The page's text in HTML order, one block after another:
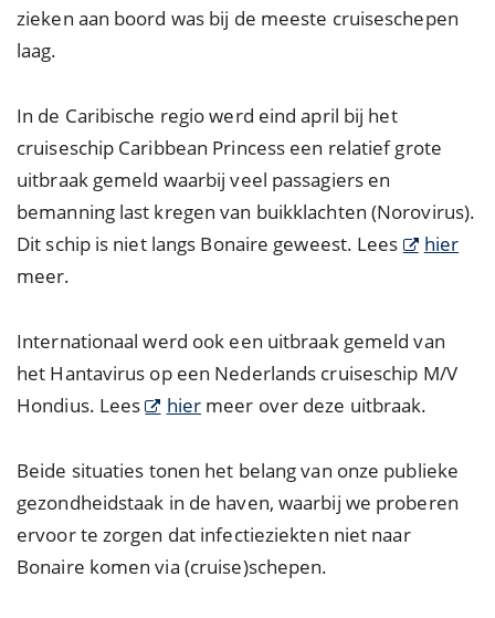
zieken aan boord was bij de meeste cruiseschepen
laag.
In de Caribische regio werd eind april bij het
cruiseschip Caribbean Princess een relatief grote
uitbraak gemeld waarbij veel passagiers en
bemanning last kregen van buikklachten (Norovirus).
Dit schip is niet langs Bonaire geweest. Lees
hier
meer.
Internationaal werd ook een uitbraak gemeld van
het Hantavirus op een Nederlands cruiseschip M/V
Hondius. Lees
hiermeer over deze uitbraak.
Beide situaties tonen het belang van onze publieke
gezondheidstaak in de haven, waarbij we proberen
ervoor te zorgen dat infectieziekten niet naar
Bonaire komen via (cruise)schepen.